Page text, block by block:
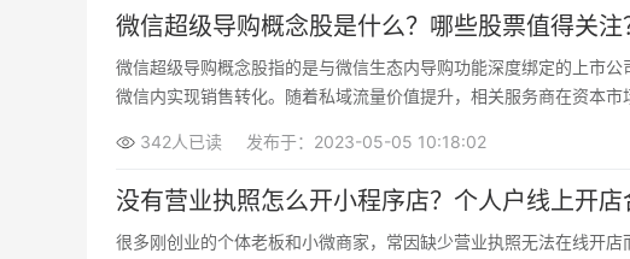
微信超级导购概念股是什么？哪些股票值得关注
微信超级导购概念股指的是与微信生态内导购功能深度绑定的上市
微信内实现销售转化。随着私域流量价值提升，相关服务商在资本市
342人已读 发布于：2023-05-05 10:18:02
没有营业执照怎么开小程序店？个人户线上开店
很多刚创业的个体老板和小微商家，常因缺少营业执照无法在线开